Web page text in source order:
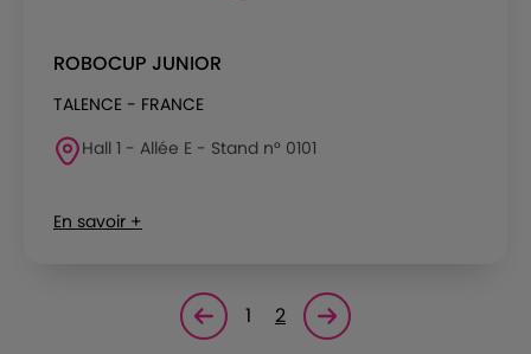
ROBOCUP JUNIOR
TALENCE - FRANCE
Hall 1 - Allée E - Stand n° 0101
En savoir +
Page précédente
1 2 Page suivante<